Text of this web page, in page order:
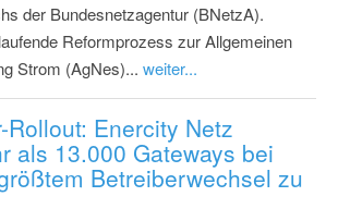
der Bundesnetzagentur (BNetzA).
Reformprozess zur Allgemeinen
Strom (AgNes)... weiter...
Rollout: Enercity Netz
als 13.000 Gateways bei
Betreiberwechsel zu